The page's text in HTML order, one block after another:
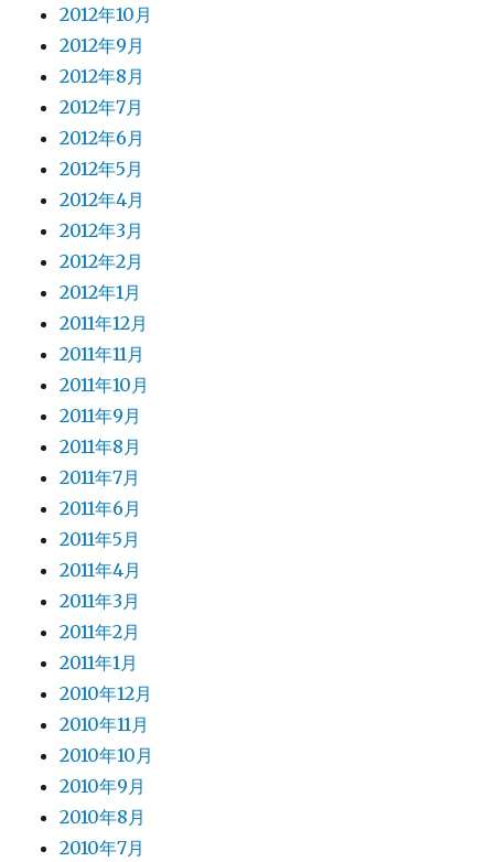
2012年10月
2012年9月
2012年8月
2012年7月
2012年6月
2012年5月
2012年4月
2012年3月
2012年2月
2012年1月
2011年12月
2011年11月
2011年10月
2011年9月
2011年8月
2011年7月
2011年6月
2011年5月
2011年4月
2011年3月
2011年2月
2011年1月
2010年12月
2010年11月
2010年10月
2010年9月
2010年8月
2010年7月